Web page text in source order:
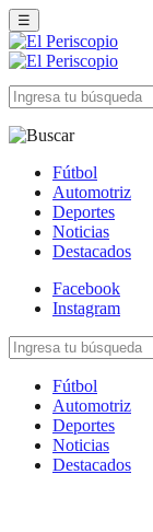
☰
Fútbol
Automotriz
Deportes
Noticias
Destacados
Facebook
Instagram
Fútbol
Automotriz
Deportes
Noticias
Destacados